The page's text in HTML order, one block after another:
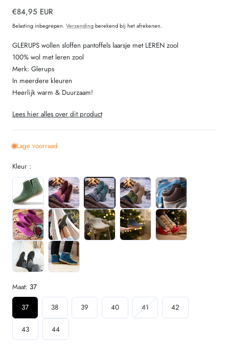
Normale
prijs
€84,95 EUR
Belasting inbegrepen. Verzendingberekend bij het afrekenen.
GLERUPS wollen sloffen pantoffels laarsje met LEREN zool
100% wol met leren zool
Merk: Glerups
In meerdere kleuren
Heerlijk warm & Duurzaam!
Lees hier alles over dit product
Lage voorraad
Kleur :
Maat: 37
37 38 39 40 41Variant
uitverkocht
42
43 44